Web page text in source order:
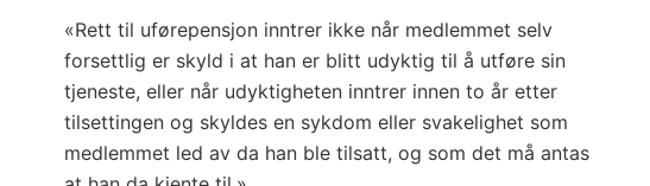
«Rett til uførepensjon inntrer ikke når medlemmet selv
forsettlig er skyld i at han er blitt udyktig til å utføre sin
tjeneste, eller når udyktig­heten inntrer innen to år etter
tilsettingen og skyldes en sykdom eller svakelighet som
medlemmet led av da han ble tilsatt, og som det må antas